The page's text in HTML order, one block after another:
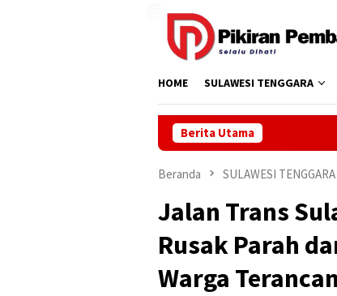
HOME SULAWESI TENGGARA
Berita Utama
Beranda SULAWESI TENGGARA
Jalan Trans
Rusak Parah
Warga